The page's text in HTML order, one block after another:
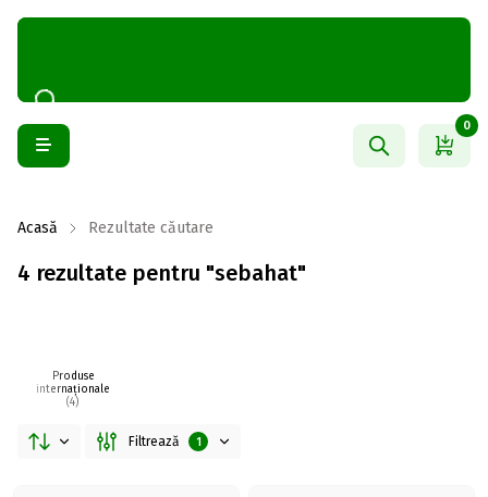
0
Acasă Rezultate căutare
4 rezultate pentru "sebahat"
Produse
internaționale
(4)
Filtrează 1